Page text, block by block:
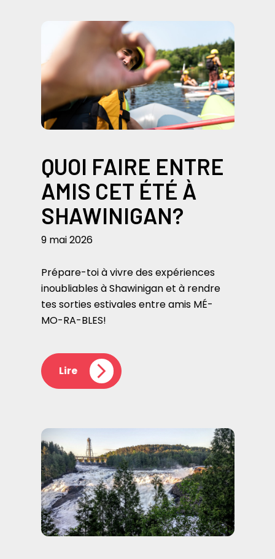
QUOI FAIRE ENTRE
AMIS CET ÉTÉ À
SHAWINIGAN?
9 mai 2026
Prépare-toi à vivre des expériences
inoubliables à Shawinigan et à rendre
tes sorties estivales entre amis MÉ-
MO-RA-BLES!
Lire